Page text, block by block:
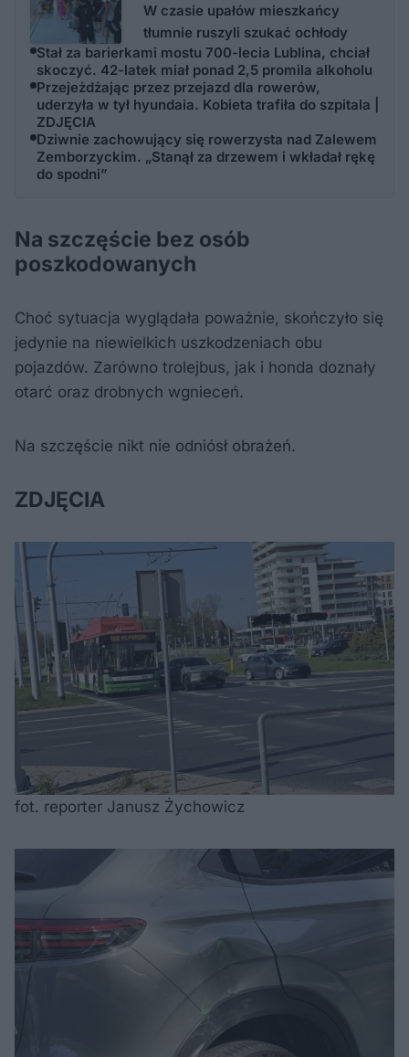
W czasie upałów mieszkańcy
tłumnie ruszyli szukać ochłody
Stał za barierkami mostu 700-lecia Lublina, chciał
skoczyć. 42-latek miał ponad 2,5 promila alkoholu
Przejeżdżając przez przejazd dla rowerów,
uderzyła w tył hyundaia. Kobieta trafiła do szpitala |
ZDJĘCIA
Dziwnie zachowujący się rowerzysta nad Zalewem
Zemborzyckim. „Stanął za drzewem i wkładał rękę
do spodni”
Na szczęście bez osób
poszkodowanych
Choć sytuacja wyglądała poważnie, skończyło się
jedynie na niewielkich uszkodzeniach obu
pojazdów. Zarówno trolejbus, jak i honda doznały
otarć oraz drobnych wgnieceń.
Na szczęście nikt nie odniósł obrażeń.
ZDJĘCIA
fot. reporter Janusz Żychowicz